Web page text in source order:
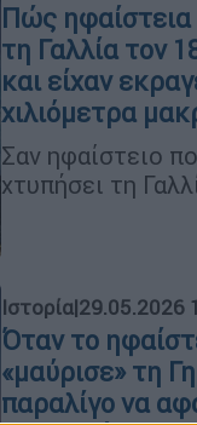
Πώς ηφαίστεια
τη Γαλλία τον
και είχαν
χιλιόμετρα
Σαν ηφαίστειο
χτυπήσει τη
Ιστορία|29.05.2026
Όταν το
«μαύρισε» τη
παραλίγο να